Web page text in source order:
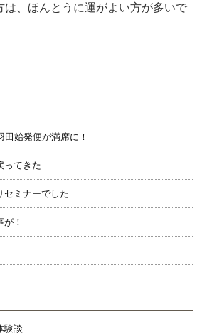
は、ほんとうに運がよい方が多いで
田始発便が満席に！
ってきた
セミナーでした
！
験談